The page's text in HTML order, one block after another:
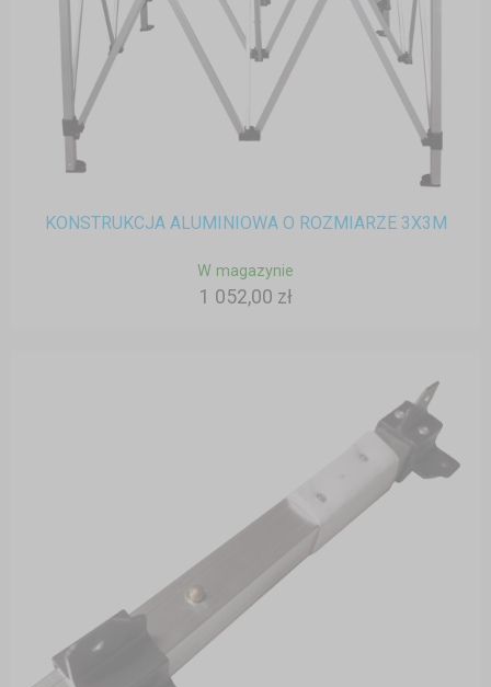
KONSTRUKCJA ALUMINIOWA O ROZMIARZE 3X3M
W magazynie
1 052,00 zł